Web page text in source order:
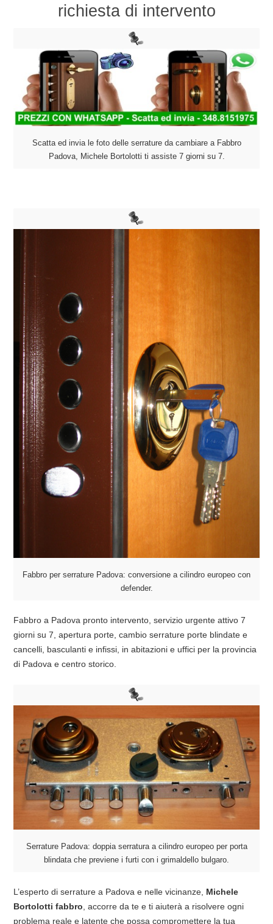
richiesta di intervento
Scatta ed invia le foto delle serrature da cambiare a Fabbro
Padova, Michele Bortolotti ti assiste 7 giorni su 7.
Fabbro per serrature Padova: conversione a cilindro europeo con
defender.
Fabbro a Padova pronto intervento, servizio urgente attivo 7
giorni su 7, apertura porte, cambio serrature porte blindate e
cancelli, basculanti e infissi, in abitazioni e uffici per la provincia
di Padova e centro storico.
Serrature Padova: doppia serratura a cilindro europeo per porta
blindata che previene i furti con i grimaldello bulgaro.
L’esperto di serrature a Padova e nelle vicinanze, Michele
Bortolotti fabbro , accorre da te e ti aiuterà a risolvere ogni
problema reale e latente che possa compromettere la tua